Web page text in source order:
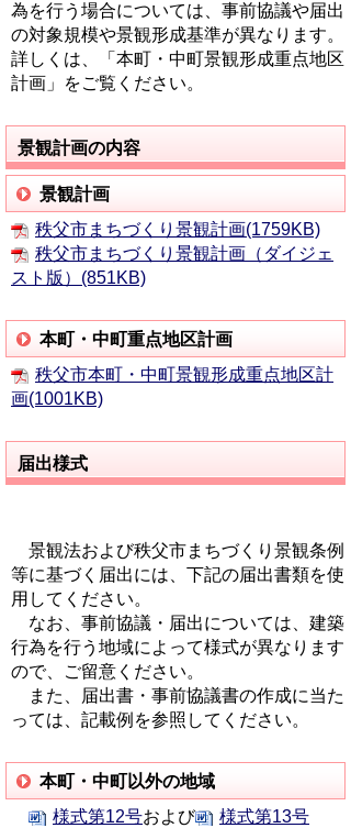
為を行う場合については、事前協議や届出
の対象規模や景観形成基準が異なります。
詳しくは、「本町・中町景観形成重点地区
計画」をご覧ください。
景観計画の内容
景観計画
秩父市まちづくり景観計画(1759KB)
秩父市まちづくり景観計画（ダイジェ
スト版）(851KB)
本町・中町重点地区計画
秩父市本町・中町景観形成重点地区計
画(1001KB)
届出様式
景観法および秩父市まちづくり景観条例
等に基づく届出には、下記の届出書類を使
用してください。
なお、事前協議・届出については、建築
行為を行う地域によって様式が異なります
ので、ご留意ください。
また、届出書・事前協議書の作成に当た
っては、記載例を参照してください。
本町・中町以外の地域
様式第12号および 様式第13号